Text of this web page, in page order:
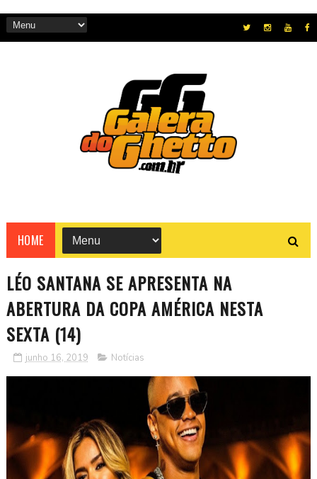
HOME
LÉO SANTANA SE APRESENTA NA
ABERTURA DA COPA AMÉRICA NESTA
SEXTA (14)
junho 16, 2019 Notícias